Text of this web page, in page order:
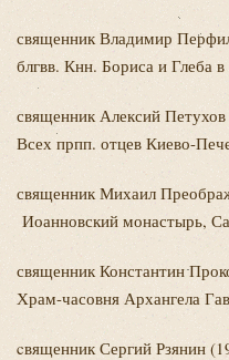
священник Владимир
блгвв. Кнн. Бориса и Глеба
священник Алексий
Всех прпп. отцев Киево-
священник Михаил
Иоанновский монастырь,
священник Константин
Храм-часовня Архангела
cвященник Сергий Рзянин